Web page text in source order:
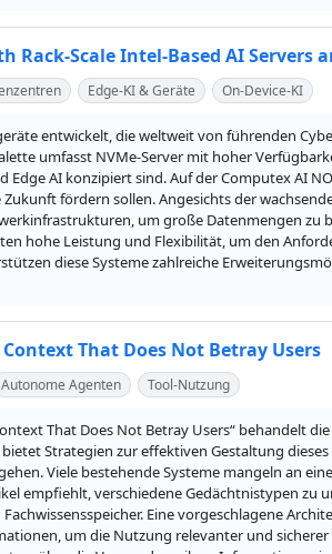
Rack-Scale Intel-Based AI Servers
Edge-KI & Geräte On-Device-KI
entwickelt, die weltweit von führenden
umfasst NVMe-Server mit hoher
AI konzipiert sind. Auf der Computex AI
fördern sollen. Angesichts der
um große Datenmengen zu
hohe Leistung und Flexibilität, um den
diese Systeme zahlreiche
That Does Not Betray Users
Autonome Agenten Tool-Nutzung
That Does Not Betray Users“ behandelt
Strategien zur effektiven Gestaltung
Viele bestehende Systeme mangeln an
empfiehlt, verschiedene Gedächtnistypen zu
Eine vorgeschlagene
um die Nutzung relevanter und